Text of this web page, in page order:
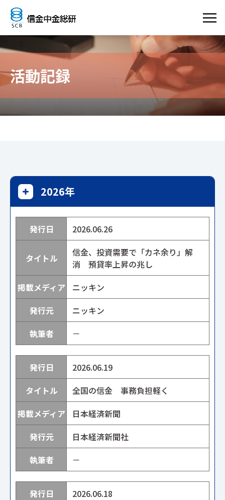
活動記録
2026年
2026.06.26
信金、投資需要で「カネ余り」解
消 預貸率上昇の兆し
ニッキン
ニッキン
－
2026.06.19
全国の信金 事務負担軽く
日本経済新聞
日本経済新聞社
－
2026.06.18